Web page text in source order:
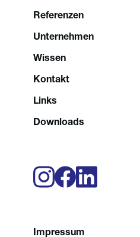
Referenzen
Unternehmen
Wissen
Kontakt
Links
Downloads
Impressum